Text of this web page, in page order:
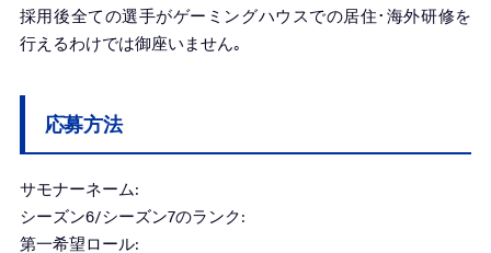
採用後全ての選手がゲーミングハウスでの居住･海外研修を
行えるわけでは御座いません｡
応募方法
サモナーネーム:
シーズン6/シーズン7のランク:
第一希望ロール: